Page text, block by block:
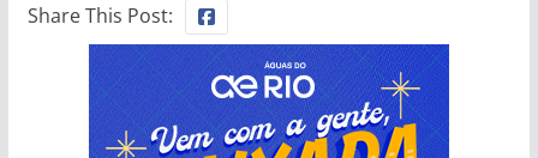
Share This Post: